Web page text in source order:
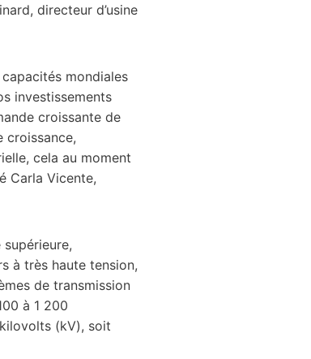
directeur d’usine
mondiales
investissements
croissante de
croissance,
cela au moment
Carla Vicente,
à très haute tension,
de transmission
à 1 200
(kV), soit